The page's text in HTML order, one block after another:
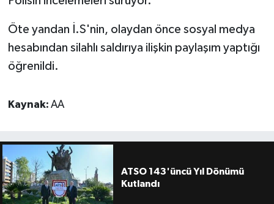
Öte yandan İ.S'nin, olaydan önce sosyal medya
hesabından silahlı saldırıya ilişkin paylaşım yaptığı
öğrenildi.
Kaynak: AA
ATSO 143'üncü Yıl Dönümü
Kutlandı